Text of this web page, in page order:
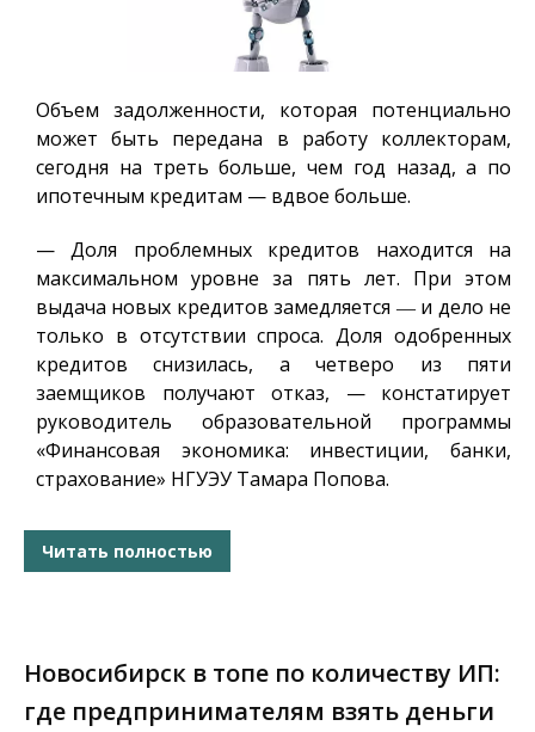
Объем задолженности, которая потенциально
может быть передана в работу коллекторам,
сегодня на треть больше, чем год назад, а по
ипотечным кредитам — вдвое больше.
— Доля проблемных кредитов находится на
максимальном уровне за пять лет. При этом
выдача новых кредитов замедляется ― и дело не
только в отсутствии спроса. Доля одобренных
кредитов снизилась, а четверо из пяти
заемщиков получают отказ, — констатирует
руководитель образовательной программы
«Финансовая экономика: инвестиции, банки,
страхование» НГУЭУ Тамара Попова.
Читать полностью
Новосибирск в топе по количеству ИП:
где предпринимателям взять деньги